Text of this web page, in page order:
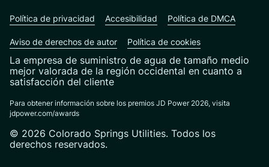
La empresa de suministro de agua de tamaño medio
mejor valorada de la región occidental en cuanto a
satisfacción del cliente
Para obtener información sobre los premios JD Power 2026, visita
jdpower.com/awards
© 2026 Colorado Springs Utilities. Todos los
derechos reservados.
Política de privacidad Accesibilidad Política de DMCA
Aviso de derechos de autor Política de cookies